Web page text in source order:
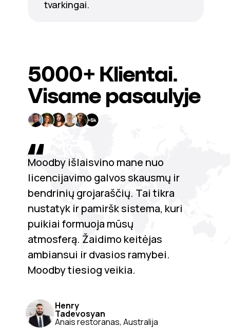
tvarkingai.
Moodby išlaisvino mane nuo
licencijavimo galvos skausmų ir
bendrinių grojaraščių. Tai tikra
nustatyk ir pamiršk sistema, kuri
puikiai formuoja mūsų
atmosferą. Žaidimo keitėjas
ambiansui ir dvasios ramybei.
Moodby tiesiog veikia.
Henry
Tadevosyan
Anais restoranas, Australija
5000+ Klientai.
Visame pasaulyje